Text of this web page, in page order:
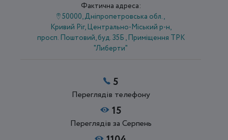
Фактична адреса:
50000, Дніпропетровська обл.,
Кривий Ріг, Центрально-Міський р-н,
просп. Поштовий, буд. 35Б , Приміщення ТРК
"Либерти"
5
Переглядів телефону
15
Переглядів за Серпень